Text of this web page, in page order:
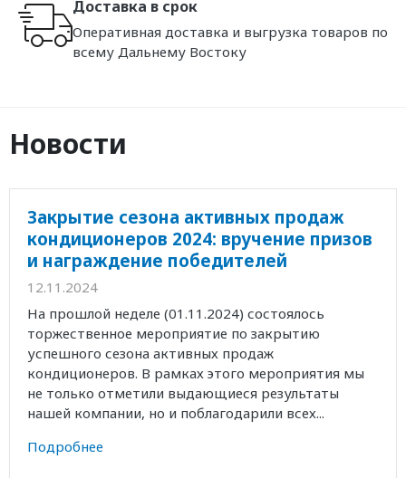
Доставка в срок
Оперативная доставка и выгрузка товаров по
всему Дальнему Востоку
Новости
Закрытие сезона активных продаж
кондиционеров 2024: вручение призов
и награждение победителей
12.11.2024
На прошлой неделе (01.11.2024) состоялось
торжественное мероприятие по закрытию
успешного сезона активных продаж
кондиционеров. В рамках этого мероприятия мы
не только отметили выдающиеся результаты
нашей компании, но и поблагодарили всех...
Подробнее